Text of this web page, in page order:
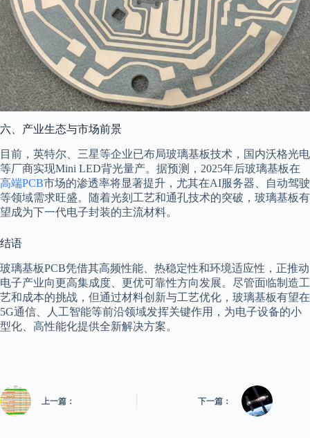
六、产业生态与市场前景
目前，英特尔、三星等企业已布局玻璃基板技术，国内沃格光电
等厂商实现Mini LED背光量产。据预测，2025年后玻璃基板在
高端PCB市场的渗透率将显著提升，尤其在AI服务器、自动驾驶
等领域需求旺盛。随着光刻工艺和通孔技术的突破，玻璃基板有
望成为下一代电子封装的主流材料。
结语
玻璃基板PCB凭借其高频性能、热稳定性和环境适应性，正推动
电子产业向更高集成度、更优可靠性方向发展。尽管面临制造工
艺和成本的挑战，但通过材料创新与工艺优化，玻璃基板有望在
5G通信、人工智能等前沿领域发挥关键作用，为电子设备的小
型化、高性能化提供全新解决方案。
上一篇： 下一篇：